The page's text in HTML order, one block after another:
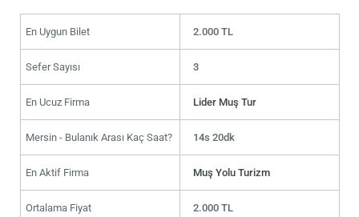
En Uygun Bilet 2.000 TL
Sefer Sayısı 3
En Ucuz Firma Lider Muş Tur
Mersin - Bulanık Arası Kaç Saat? 14s 20dk
En Aktif Firma Muş Yolu Turizm
Ortalama Fiyat 2.000 TL